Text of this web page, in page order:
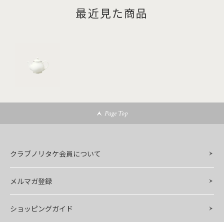
最近見た商品
Page Top
クラブノリタケ会員について
メルマガ登録
ショッピングガイド